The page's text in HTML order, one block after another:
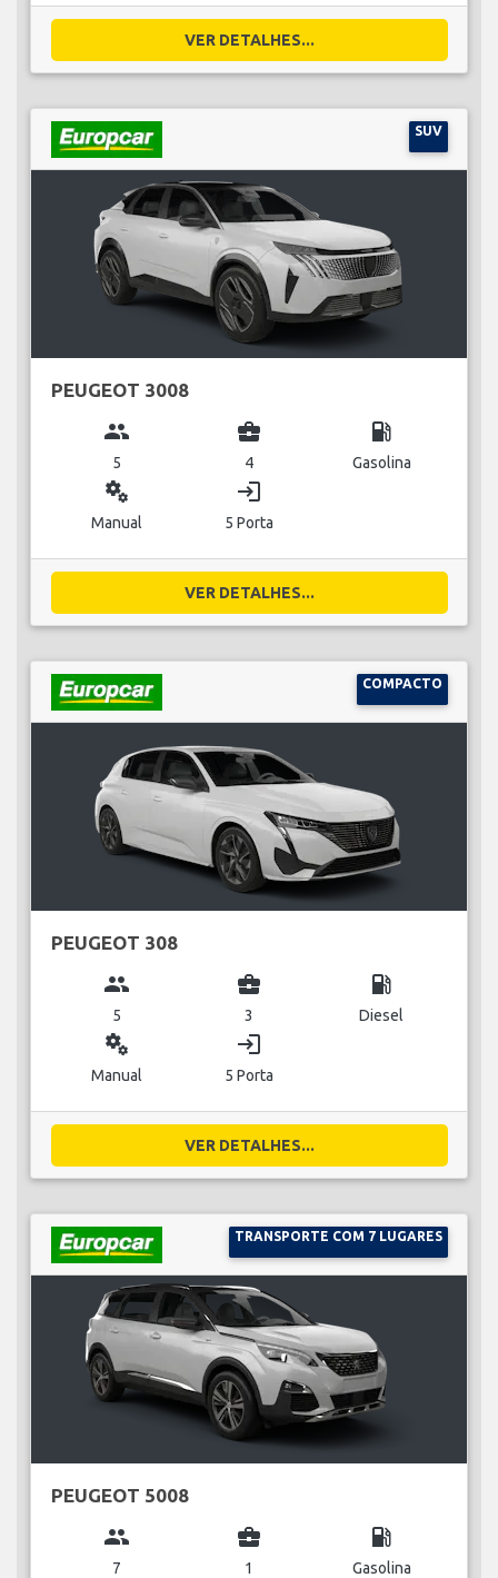
VER DETALHES...
SUV
PEUGEOT 3008
group
5
business_center
4
local_gas_station
Gasolina
miscellaneous_services
Manual
login
5 Porta
VER DETALHES...
COMPACTO
PEUGEOT 308
group
5
business_center
3
local_gas_station
Diesel
miscellaneous_services
Manual
login
5 Porta
VER DETALHES...
TRANSPORTE COM 7 LUGARES
PEUGEOT 5008
group
7
business_center
1
local_gas_station
Gasolina